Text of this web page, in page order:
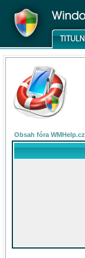
Obsah fóra WMHelp.cz